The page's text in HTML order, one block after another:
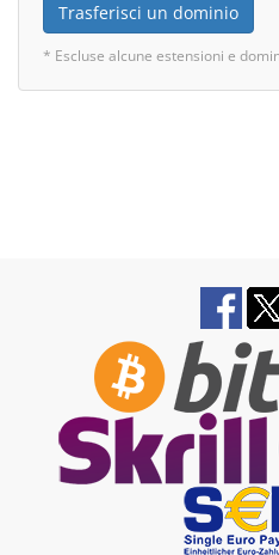
Trasferisci un dominio
* Escluse alcune estensioni e